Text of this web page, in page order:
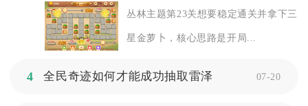
丛林主题第23关想要稳定通关并拿下三
星金萝卜，核心思路是开局...
4 全民奇迹如何才能成功抽取雷泽 07-20